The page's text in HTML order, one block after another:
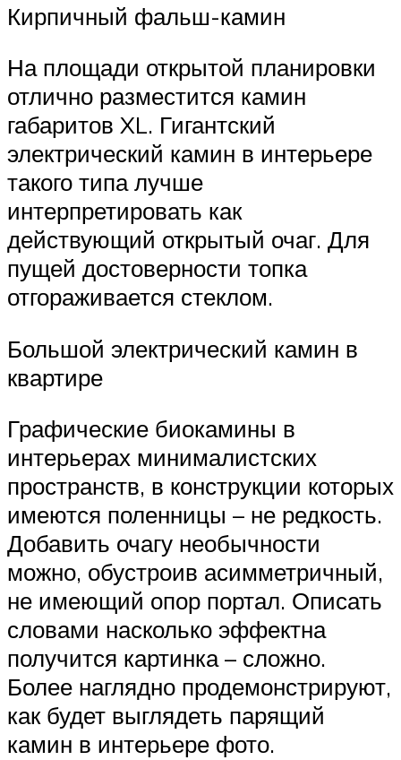
Кирпичный фальш-камин
На площади открытой планировки
отлично разместится камин
габаритов XL. Гигантский
электрический камин в интерьере
такого типа лучше
интерпретировать как
действующий открытый очаг. Для
пущей достоверности топка
отгораживается стеклом.
Большой электрический камин в
квартире
Графические биокамины в
интерьерах минималистских
пространств, в конструкции которых
имеются поленницы – не редкость.
Добавить очагу необычности
можно, обустроив асимметричный,
не имеющий опор портал. Описать
словами насколько эффектна
получится картинка – сложно.
Более наглядно продемонстрируют,
как будет выглядеть парящий
камин в интерьере фото.